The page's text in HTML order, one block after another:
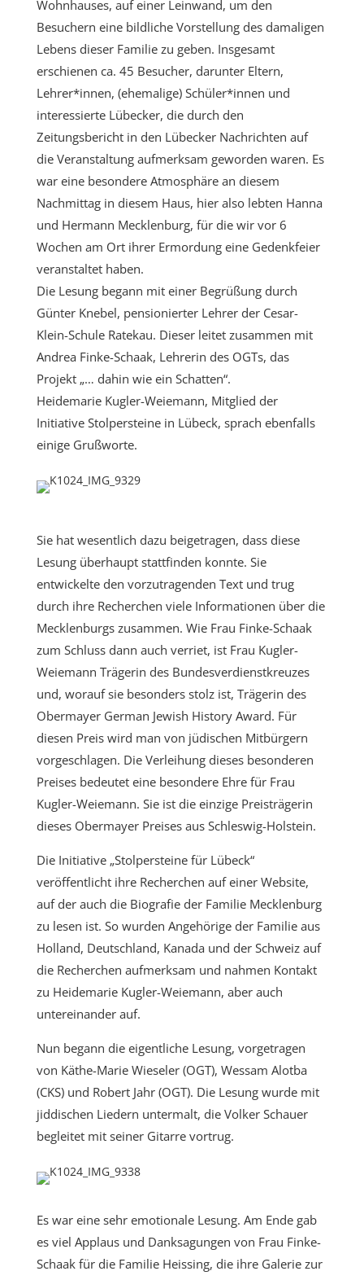
Wohnhauses, auf einer Leinwand, um den
Besuchern eine bildliche Vorstellung des damaligen
Lebens dieser Familie zu geben. Insgesamt
erschienen ca. 45 Besucher, darunter Eltern,
Lehrer*innen, (ehemalige) Schüler*innen und
interessierte Lübecker, die durch den
Zeitungsbericht in den Lübecker Nachrichten auf
die Veranstaltung aufmerksam geworden waren. Es
war eine besondere Atmosphäre an diesem
Nachmittag in diesem Haus, hier also lebten Hanna
und Hermann Mecklenburg, für die wir vor 6
Wochen am Ort ihrer Ermordung eine Gedenkfeier
veranstaltet haben.
Die Lesung begann mit einer Begrüßung durch
Günter Knebel, pensionierter Lehrer der Cesar-
Klein-Schule Ratekau. Dieser leitet zusammen mit
Andrea Finke-Schaak, Lehrerin des OGTs, das
Projekt „… dahin wie ein Schatten“.
Heidemarie Kugler-Weiemann, Mitglied der
Initiative Stolpersteine in Lübeck, sprach ebenfalls
einige Grußworte.
Sie hat wesentlich dazu beigetragen, dass diese
Lesung überhaupt stattfinden konnte. Sie
entwickelte den vorzutragenden Text und trug
durch ihre Recherchen viele Informationen über die
Mecklenburgs zusammen. Wie Frau Finke-Schaak
zum Schluss dann auch verriet, ist Frau Kugler-
Weiemann Trägerin des Bundesverdienstkreuzes
und, worauf sie besonders stolz ist, Trägerin des
Obermayer German Jewish History Award. Für
diesen Preis wird man von jüdischen Mitbürgern
vorgeschlagen. Die Verleihung dieses besonderen
Preises bedeutet eine besondere Ehre für Frau
Kugler-Weiemann. Sie ist die einzige Preisträgerin
dieses Obermayer Preises aus Schleswig-Holstein.
Die Initiative „Stolpersteine für Lübeck“
veröffentlicht ihre Recherchen auf einer Website,
auf der auch die Biografie der Familie Mecklenburg
zu lesen ist. So wurden Angehörige der Familie aus
Holland, Deutschland, Kanada und der Schweiz auf
die Recherchen aufmerksam und nahmen Kontakt
zu Heidemarie Kugler-Weiemann, aber auch
untereinander auf.
Nun begann die eigentliche Lesung, vorgetragen
von Käthe-Marie Wieseler (OGT), Wessam Alotba
(CKS) und Robert Jahr (OGT). Die Lesung wurde mit
jiddischen Liedern untermalt, die Volker Schauer
begleitet mit seiner Gitarre vortrug.
Es war eine sehr emotionale Lesung. Am Ende gab
es viel Applaus und Danksagungen von Frau Finke-
Schaak für die Familie Heissing, die ihre Galerie zur